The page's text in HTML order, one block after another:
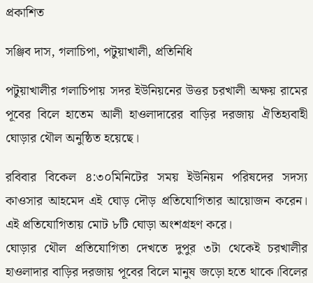
প্রকাশিত
সঞ্জিব দাস, গলাচিপা, পটুয়াখালী, প্রতিনিধি
পটুয়াখালীর গলাচিপায় সদর ইউনিয়নের উত্তর চরখালী অক্ষয় রামের
পূবের বিলে হাতেম আলী হাওলাদারের বাড়ির দরজায় ঐতিহ্যবাহী
ঘোড়ার থৌল অনুষ্ঠিত হয়েছে।
রবিবার বিকেল ৪:৩০মিনিটের সময় ইউনিয়ন পরিষদের সদস্য
কাওসার আহমেদ এই ঘোড় দৌড় প্রতিযোগিতার আয়োজন করেন।
এই প্রতিযোগিতায় মোট ৮টি ঘোড়া অংশগ্রহণ করে।
ঘোড়ার থৌল প্রতিযোগিতা দেখতে দুপুর ৩টা থেকেই চরখালীর
হাওলাদার বাড়ির দরজায় পূবের বিলে মানুষ জড়ো হতে থাকে।বিলের